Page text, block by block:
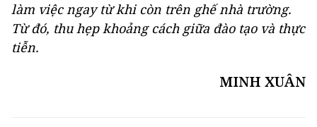
làm việc ngay từ khi còn trên ghế nhà trường.
Từ đó, thu hẹp khoảng cách giữa đào tạo và thực
tiễn.
MINH XUÂN